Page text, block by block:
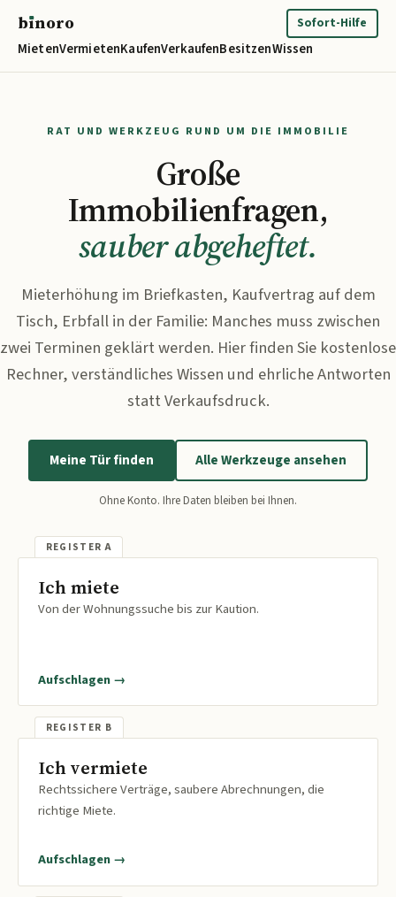
bınoro
MietenVermietenKaufenVerkaufenBesitzenWissen
Sofort-Hilfe
RAT UND WERKZEUG RUND UM DIE IMMOBILIE
Große
Immobilienfragen,
sauber abgeheftet.
Mieterhöhung im Briefkasten, Kaufvertrag auf dem
Tisch, Erbfall in der Familie: Manches muss zwischen
zwei Terminen geklärt werden. Hier finden Sie kostenlose
Rechner, verständliches Wissen und ehrliche Antworten
statt Verkaufsdruck.
Meine Tür finden Alle Werkzeuge ansehen
Ohne Konto. Ihre Daten bleiben bei Ihnen.
Ich miete
Von der Wohnungssuche bis zur Kaution.
Aufschlagen →
Ich vermiete
Rechtssichere Verträge, saubere Abrechnungen, die
richtige Miete.
Aufschlagen →